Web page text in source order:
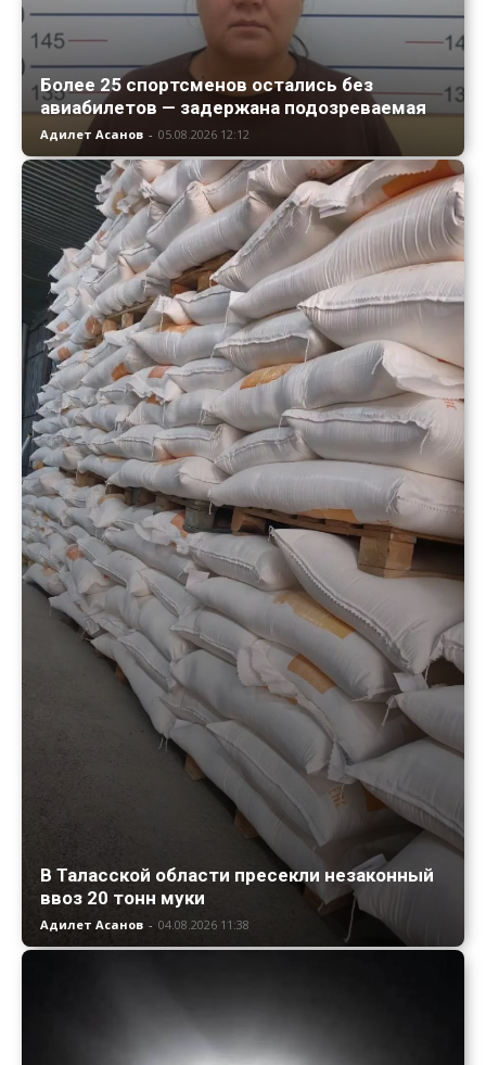
Более 25 спортсменов остались без
авиабилетов — задержана подозреваемая
Адилет Асанов - 05.08.2026 12:12
В Таласской области пресекли незаконный
ввоз 20 тонн муки
Адилет Асанов - 04.08.2026 11:38